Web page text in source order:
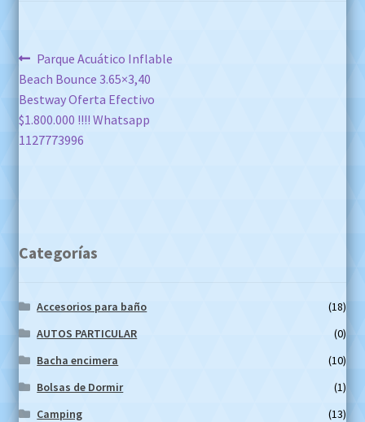
Navegación
de
entradas
Anterior:
Parque Acuático Inflable
Beach Bounce 3.65×3,40
Bestway Oferta Efectivo
$1.800.000 !!!! Whatsapp
1127773996
Categorías
Accesorios para baño
(18)
AUTOS PARTICULAR
(0)
Bacha encimera
(10)
Bolsas de Dormir
(1)
Camping
(13)